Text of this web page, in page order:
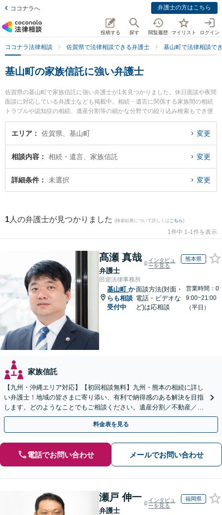
ココナラへ 弁護士の方はこちら
投稿する 探す 閲覧履歴 マイリスト ログイン
ココナラ法律相談 佐賀県で法律相談できる弁護士 基山町で法律相談で
基山町の家族信託に強い弁護士
佐賀県の基山町で家族信託に強い弁護士が1名見つかりました。休日面談や夜間
面談に対応している弁護士なども掲載中。相続・遺言に関係する家族間の相続
トラブルや認知症の相続、遺産分割等の細かな分野での絞り込み検索もでき便
利です。特に筑紫野基山法律事務所の尾関 大雅弁護士のプロフィール情報や弁
護士費用、強みなどが注目されています。『基山町で土日や夜間に発生した家
族信託のトラブルを今すぐに弁護士に相談したい』『家族信託のトラブル解決
談できる基山町内の弁護士に相談予約したい』などでお困りの相談者さんにお
すすめです。
エリア 佐賀県、基山町 変更
相談内容 相続・遺言、家族信託 変更
詳細条件 未選択 変更
1 人の弁護士が見つかりました (検索結果について詳しくは こちら)
1件中 1-1件を表示
髙瀬 真哉
弁護士
インタビュ
ーを見る
熊本県
田迎法律事務所
基山町 か
らも相談
受付中
面談方法(対面・
電話・ビデオな
ど)は応相談
営業時間：0
9:00~21:00
（平日）
家族信託
【九州・沖縄エリア対応】【初回相談無料】九州・熊本の相続に詳し
い弁護士！地域の皆さまに寄り添い、有利で納得感のある解決を目指
します。どのようなことでもご相談ください。遺産分割／不動産／遺
言書／使い込み／寄与分／遺留分／相続放棄【完全個室】
料金表を見る
電話でお問い合わせ メールでお問い合わせ
瀬戸 伸一
弁護士
インタビュ
ーを見る
福岡県